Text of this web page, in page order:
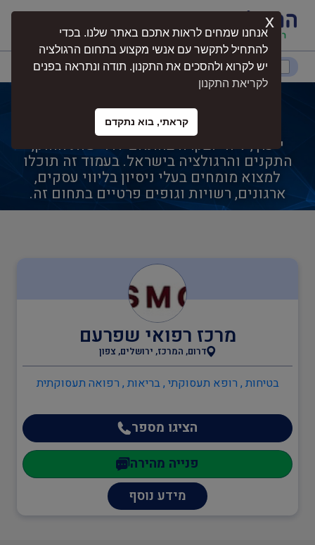
דרום המרכז ירושלים צפון
רופא תעסוקתי
רופא תעסוקתי הוא תחום מקצועי הכולל
ייעוץ, ליווי ובקרה בהתאם לדרישות החוק,
התקנים והרגולציה בישראל. בעמוד זה תוכלו
למצוא מומחים בעלי ניסיון בליווי עסקים,
ארגונים, רשויות וגופים פרטיים בתחום זה.
חקלאות
בריאות
בודקים מוסמכים
ביטחון
כיבוי אש
מרכז רפואי שפרעם
דרום, המרכז, ירושלים, צפון
בטיחות , רופא תעסוקתי , בריאות , רפואה תעסוקתית
הציגו מספר
פנייה מהירה
מידע נוסף
אנחנו שמחים לראות אתכם באתר שלנו. בכדי
להתחיל לתקשר עם אנשי מקצוע בתחום הרגולציה
יש לקרוא ולהסכים את התקנון. תודה ונתראה בפנים
לקריאת התקנון
קראתי, בוא נתקדם
x